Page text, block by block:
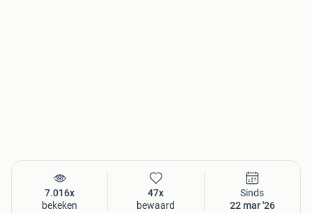
7.016x
bekeken
47x
bewaard
Sinds
22 mar '26